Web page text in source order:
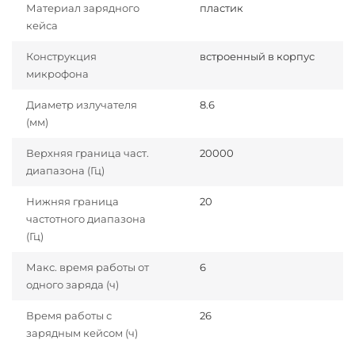
Материал зарядного
кейса
пластик
Конструкция
микрофона
встроенный в корпус
Диаметр излучателя
(мм)
8.6
Верхняя граница част.
диапазона (Гц)
20000
Нижняя граница
частотного диапазона
(Гц)
20
Макс. время работы от
одного заряда (ч)
6
Время работы с
зарядным кейсом (ч)
26